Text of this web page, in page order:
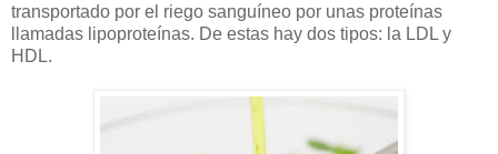
transportado por el riego sanguíneo por unas proteínas
llamadas lipoproteínas. De estas hay dos tipos: la LDL y
HDL.